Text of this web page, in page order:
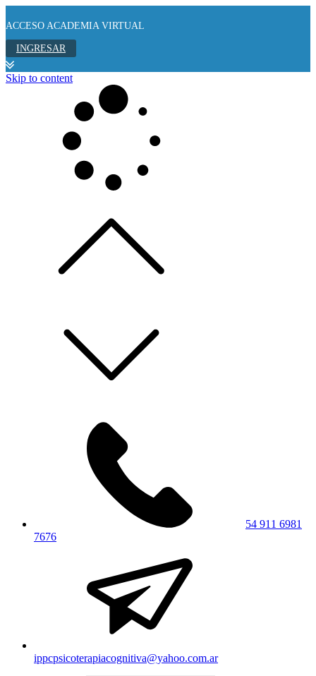
ACCESO ACADEMIA VIRTUAL
INGRESAR
Skip to content
54 911 6981
7676
ippcpsicoterapiacognitiva@yahoo.com.ar